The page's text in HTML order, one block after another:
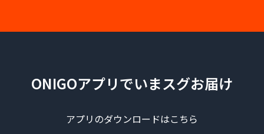
ONIGOアプリでいまスグお届け
アプリのダウンロードはこちら